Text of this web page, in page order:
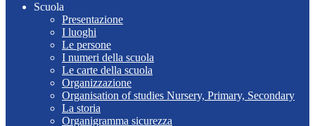
Scuola
Presentazione
I luoghi
Le persone
I numeri della scuola
Le carte della scuola
Organizzazione
Organisation of studies Nursery, Primary, Secondary
La storia
Organigramma sicurezza